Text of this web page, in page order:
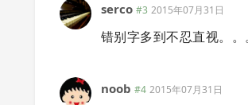
serco #3 2015年07月31日
错别字多到不忍直视。。
noob #4 2015年07月31日